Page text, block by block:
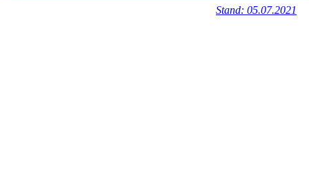
Stand: 05.07.2021